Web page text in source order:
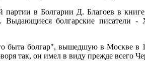
партии в Болгарии Д. Благоев в
болгарские писатели
быта болгар", вышедшую в Москве в
так, он имел в виду прежде всего